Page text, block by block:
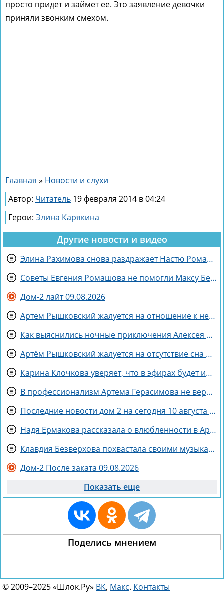
просто придет и займет ее. Это заявление девочки
приняли звонким смехом.
Главная » Новости и слухи
Автор: Читатель 19 февраля 2014 в 04:24
Герои: Элина Карякина
Другие новости и видео
Элина Рахимова снова раздражает Настю Ромашову, флиртуя с её мужем Евгением
Советы Евгения Ромашова не помогли Максу Берду задержаться на Доме 2
Дом-2 лайт 09.08.2026
Артем Рышковский жалуется на отношение к нему Гракович и Герасимова
Как выяснились ночные приключения Алексея Адеева, спасающего мир поэзией
Артём Рышковский жалуется на отсутствие сна из-за Нади Ермаковой
Карина Клочкова уверяет, что в эфирах будет интересна её пара с Евгением Петуховым
В профессионализм Артема Герасимова не верят зрители Дома 2
Последние новости дом 2 на сегодня 10 августа 2026
Надя Ермакова рассказала о влюбленности в Артёма Рышковского
Клавдия Безверхова похвастала своими музыкальными успехами
Дом-2 После заката 09.08.2026
Показать еще
Поделись мнением
© 2009–2025 «Шлок.Ру» ВК, Макс. Контакты